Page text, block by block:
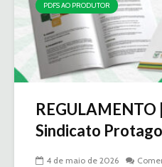
PDFS AO PRODUTOR
Sindicato
4 de maio de 2026